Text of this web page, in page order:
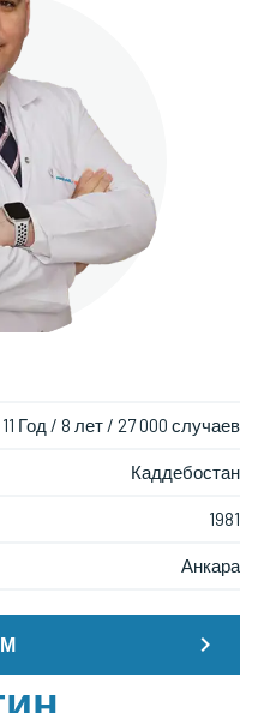
11 Год / 8 лет / 27 000 случаев
Каддебостан
1981
Анкара